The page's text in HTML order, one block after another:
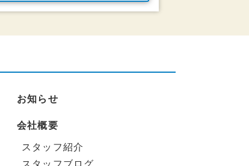
お知らせ
会社概要
スタッフ紹介